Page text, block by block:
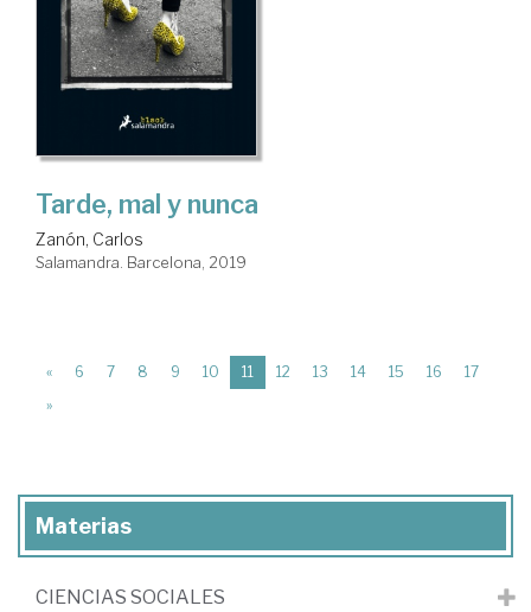
Tarde, mal y nunca
Zanón, Carlos
Salamandra. Barcelona, 2019
« 6 7 8 9 10 11 (current)
12 13 14 15 16
17
»
Materias
CIENCIAS SOCIALES